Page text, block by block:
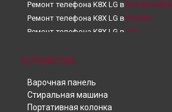
Ремонт телефона K8X LG в
Ремонт телефона K8X LG в Казани
Ремонт телефона K8X LG в Уфе
Ремонт телефона K8X LG в
Ремонт телефона K8X LG в
Ремонт телефона K8X LG в
УСТРОЙСТВА
Варочная панель
Стиральная машина
Портативная колонка